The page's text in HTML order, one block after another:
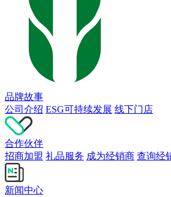
品牌故事
公司介绍 ESG可持续发展 线下门店
合作伙伴
招商加盟 礼品服务 成为经销商 查询经
新闻中心